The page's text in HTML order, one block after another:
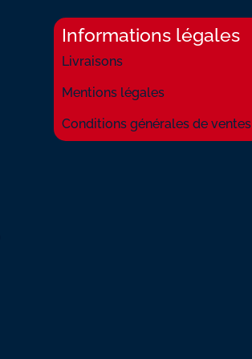
Informations légales
Livraisons
Mentions légales
Conditions générales de ventes